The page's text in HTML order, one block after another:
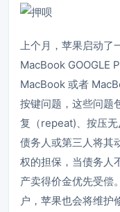
上个月，苹果启动了
MacBook GOOGLE
MacBook 或者
按键问题，这些问题
复（repeat)、按压无
债务人或第三人将其
权的担保，当债务人
产卖得价金优先受偿
户，苹果也会将维护